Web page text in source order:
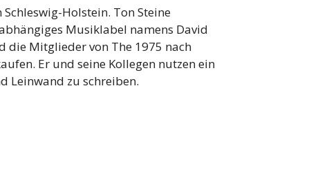
Holstein. Ton Steine
Musiklabel namens David
die Mitglieder von The 1975 nach
Er und seine Kollegen nutzen ein
Leinwand zu schreiben.